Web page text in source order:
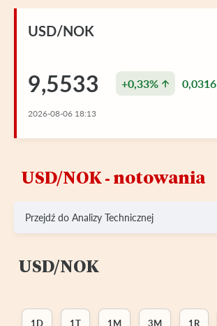
USD/NOK
9,5533 +0,33% 0,0316
2026-08-06 18:13
USD/NOK ‑ notowania
Przejdź do Analizy Technicznej
USD/NOK
1D 1T 1M 3M 1R